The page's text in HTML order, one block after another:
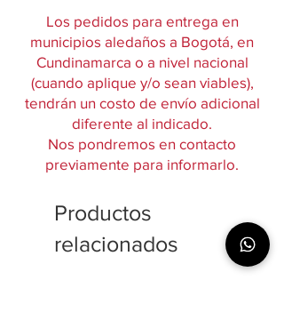
Los pedidos para entrega en
municipios aledaños a Bogotá, en
Cundinamarca o a nivel nacional
(cuando aplique y/o sean viables),
tendrán un costo de envío adicional
diferente al indicado.
Nos pondremos en contacto
previamente para informarlo.
Productos
relacionados